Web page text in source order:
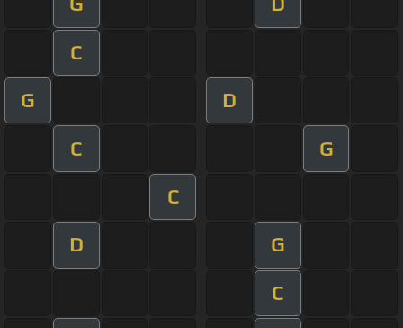
C
G D
C G
C
D G
C